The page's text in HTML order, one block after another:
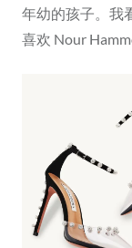
年幼的孩子。我
喜欢 Nour